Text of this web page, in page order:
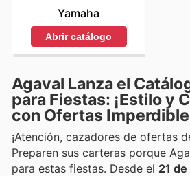
Yamaha
Abrir catálogo
Agaval Lanza el
para Fiestas: ¡Estilo y
con Ofertas
¡Atención, cazadores de ofertas
Preparen sus carteras porque
para estas fiestas. Desde el 21